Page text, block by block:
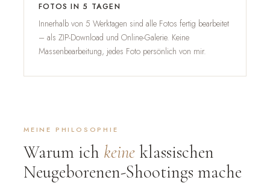
FOTOS IN 5 TAGEN
Innerhalb von 5 Werktagen sind alle Fotos fertig bearbeitet
– als ZIP-Download und Online-Galerie. Keine
Massenbearbeitung, jedes Foto persönlich von mir.
MEINE PHILOSOPHIE
Warum ich keine klassischen
Neugeborenen-Shootings mache